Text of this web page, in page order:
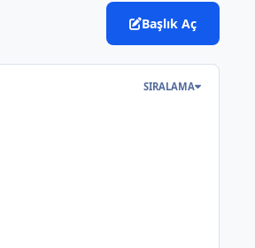
Başlık Aç
SIRALAMA